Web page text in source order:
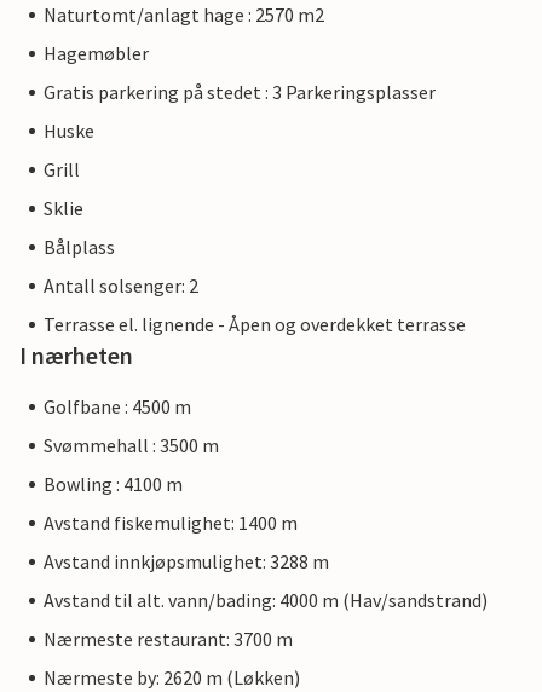
Naturtomt/anlagt hage : 2570 m2
Hagemøbler
Gratis parkering på stedet : 3 Parkeringsplasser
Huske
Grill
Sklie
Bålplass
Antall solsenger: 2
Terrasse el. lignende - Åpen og overdekket terrasse
I nærheten
Golfbane : 4500 m
Svømmehall : 3500 m
Bowling : 4100 m
Avstand fiskemulighet: 1400 m
Avstand innkjøpsmulighet: 3288 m
Avstand til alt. vann/bading: 4000 m (Hav/sandstrand)
Nærmeste restaurant: 3700 m
Nærmeste by: 2620 m (Løkken)